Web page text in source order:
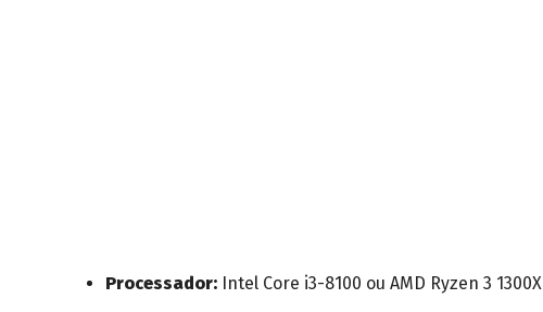
Processador: Intel Core i3-8100 ou AMD Ryzen 3 1300X